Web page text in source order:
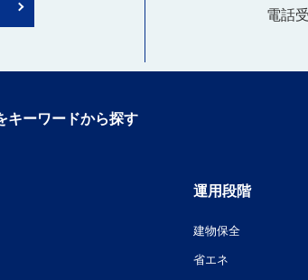
電話
キーワードから探す
運用段階
建物保全
省エネ